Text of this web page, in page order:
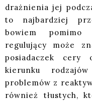
drażnienia jej
to najbardziej
bowiem pomimo
regulujący może
posiadaczek
kierunku
problemów z
również tłustych,